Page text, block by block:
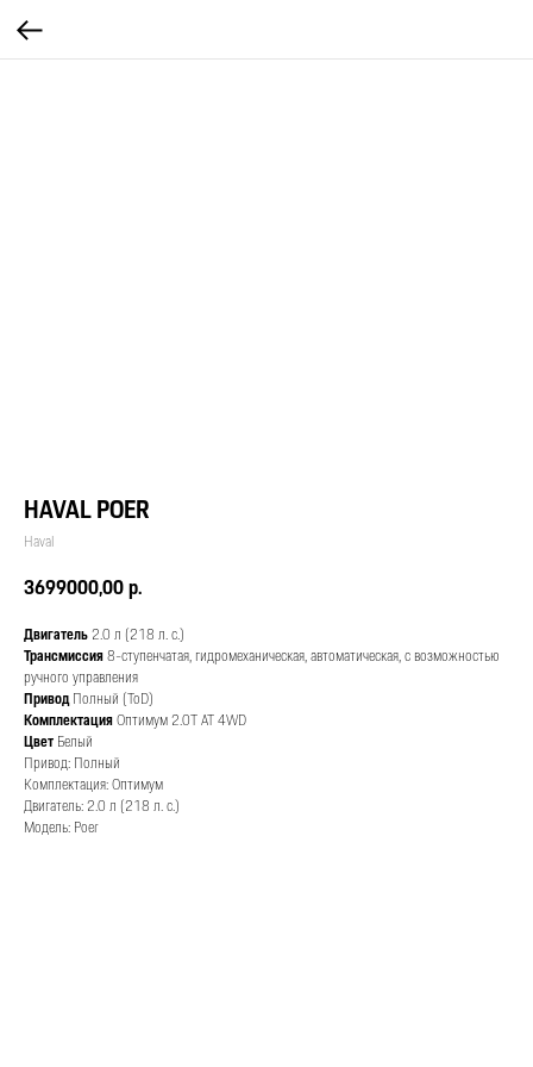
HAVAL POER
Haval
3699000,00р.
Двигатель2.0 л (218 л. с.)
Трансмиссия8-ступенчатая, гидромеханическая, автоматическая, с возможностью
ручного управления
ПриводПолный (ToD)
КомплектацияОптимум 2.0T AT 4WD
Цвет Белый
Привод: Полный
Комплектация: Оптимум
Двигатель: 2.0 л (218 л. с.)
Модель: Poer